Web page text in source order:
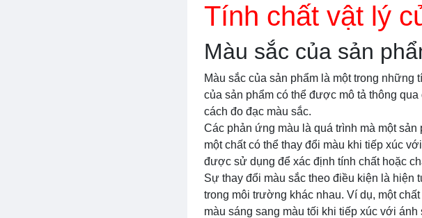
Tính chất vật lý
Màu sắc của sản
Màu sắc của sản phẩm là một trong những
của sản phẩm có thể được mô tả thông
cách đo đạc màu sắc.
Các phản ứng màu là quá trình mà một
một chất có thể thay đổi màu khi tiếp xúc
được sử dụng để xác định tính chất hoặc
Sự thay đổi màu sắc theo điều kiện là hiện
trong môi trường khác nhau. Ví dụ, một
màu sáng sang màu tối khi tiếp xúc với